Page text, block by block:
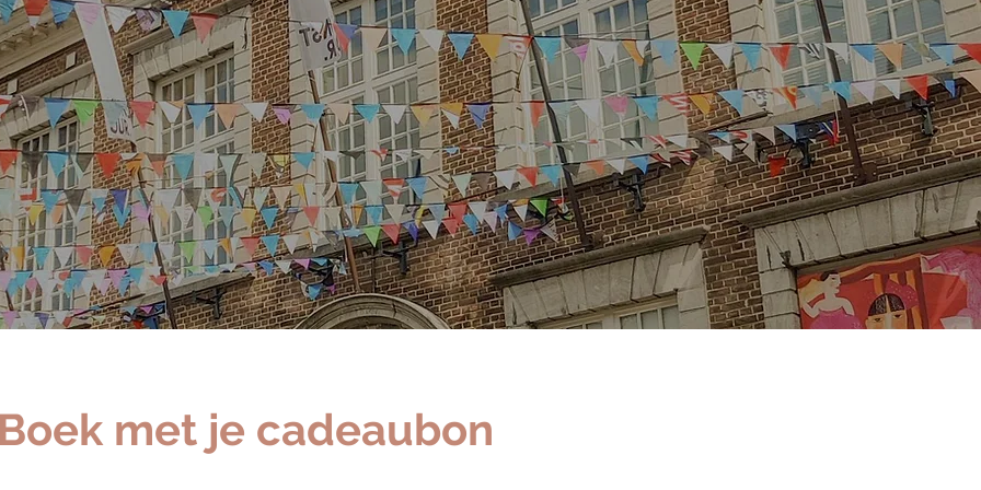
heeft het. "
Loft 44
met je cadeaubon